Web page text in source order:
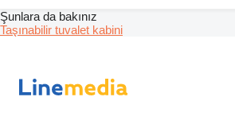
Şunlara da bakınız
Taşınabilir tuvalet kabini